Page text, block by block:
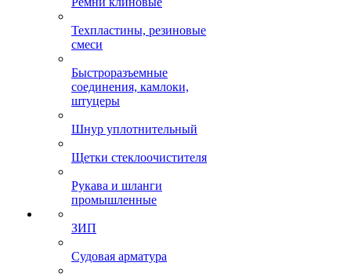
Техпластины, резиновые
смеси
Быстроразъемные
соединения, камлоки,
штуцеры
Шнур уплотнительный
Щетки стеклоочистителя
Рукава и шланги
промышленные
ЗИП
Судовая арматура